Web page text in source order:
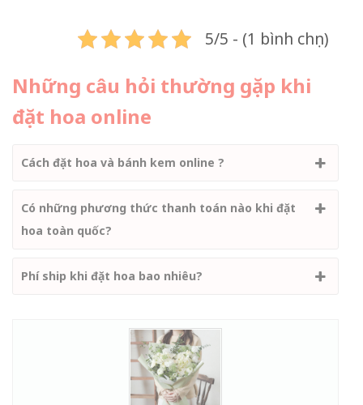
5/5 - (1 bình chọn)
Những câu hỏi thường gặp khi
đặt hoa online
Cách đặt hoa và bánh kem online ?
Có những phương thức thanh toán nào khi đặt
hoa toàn quốc?
Phí ship khi đặt hoa bao nhiêu?